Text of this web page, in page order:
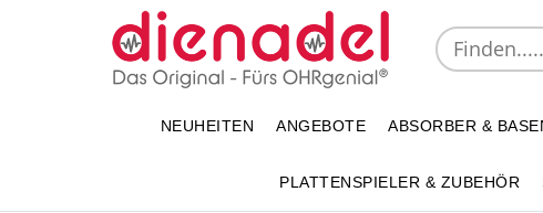
NEUHEITEN ANGEBOTE ABSORBER &
PLATTENSPIELER & ZUBEHÖR